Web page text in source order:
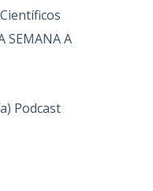
SEMANA A
Podcast